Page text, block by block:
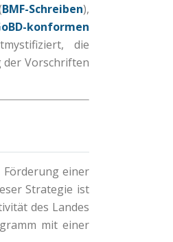
BMF-Schreiben),
konformen
die
Vorschriften
einer
Strategie ist
des Landes
mit einer